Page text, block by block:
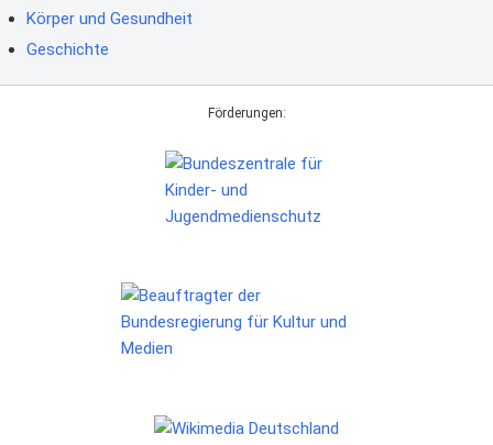
Körper und Gesundheit
Geschichte
Förderungen: